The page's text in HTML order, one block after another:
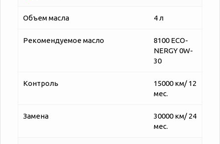
Объем масла 4 л
Рекомендуемое масло
8100 ECO-
NERGY 0W-
30
Контроль
15000 км/ 12
мес.
Замена
30000 км/ 24
мес.